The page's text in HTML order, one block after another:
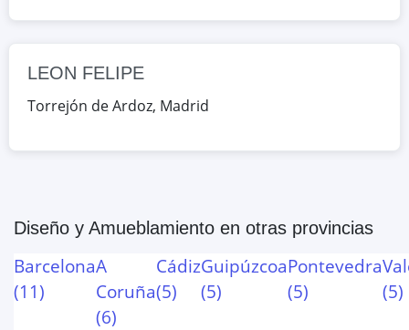
LEON FELIPE
Torrejón de Ardoz, Madrid
Diseño y Amueblamiento en otras provincias
Barcelona
(11)
A
Coruña
(6)
Cádiz
(5)
Guipúzcoa
(5)
Pontevedra
(5)
(5)